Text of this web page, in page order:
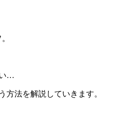
…
方法を解説していきます。